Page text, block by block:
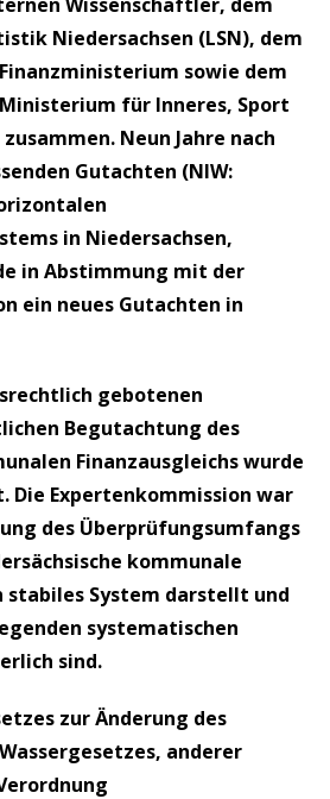
Niedersachsen (LSN), dem
sowie dem
für Inneres, Sport
Neun Jahre nach
Gutachten (NIW:
in Niedersachsen,
in Abstimmung mit der
ein neues Gutachten in
gebotenen
Begutachtung des
Finanzausgleichs wurde
Die Expertenkommission war
des Überprüfungsumfangs
kommunale
stabiles System darstellt und
systematischen
sind.
zur Änderung des
anderer